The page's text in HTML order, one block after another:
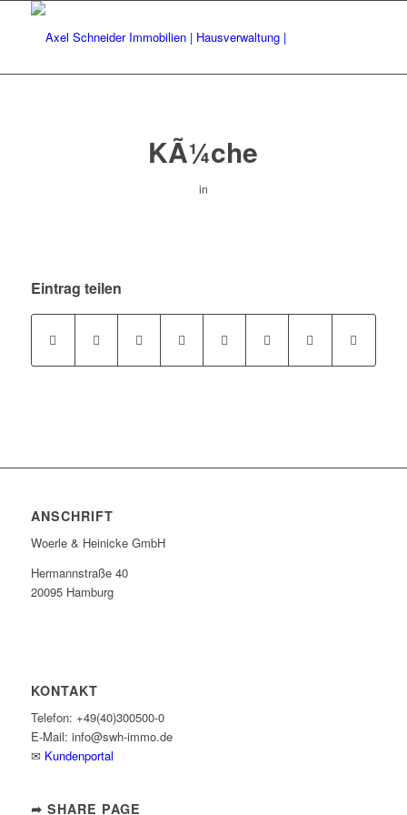
KÃ¼che
in
Eintrag teilen
ANSCHRIFT
Woerle & Heinicke GmbH
Hermannstraße 40
20095 Hamburg
KONTAKT
Telefon: +49(40)300500-0
E-Mail: info@swh-immo.de
✉ Kundenportal
➦ SHARE PAGE